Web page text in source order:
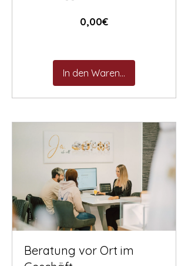
0,00€Preis
In den Warenkorb
Beratung vor Ort im